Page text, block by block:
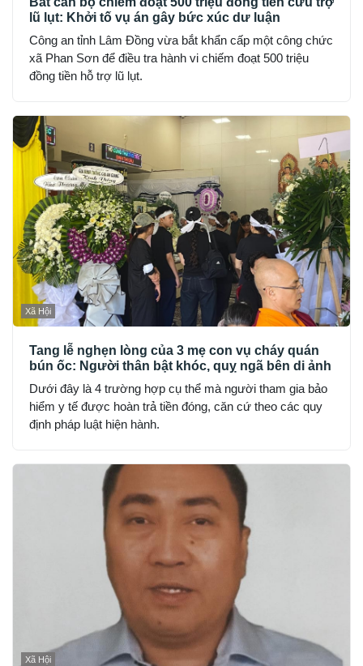
lũ lụt: Khởi tố vụ án gây bức xúc dư luận
Công an tỉnh Lâm Đồng vừa bắt khẩn cấp một công chức
xã Phan Sơn để điều tra hành vi chiếm đoạt 500 triệu
đồng tiền hỗ trợ lũ lụt.
Xã Hội
Tang lễ nghẹn lòng của 3 mẹ con vụ cháy quán
bún ốc: Người thân bật khóc, quỵ ngã bên di ảnh
Dưới đây là 4 trường hợp cụ thể mà người tham gia bảo
hiểm y tế được hoàn trả tiền đóng, căn cứ theo các quy
định pháp luật hiện hành.
Xã Hội